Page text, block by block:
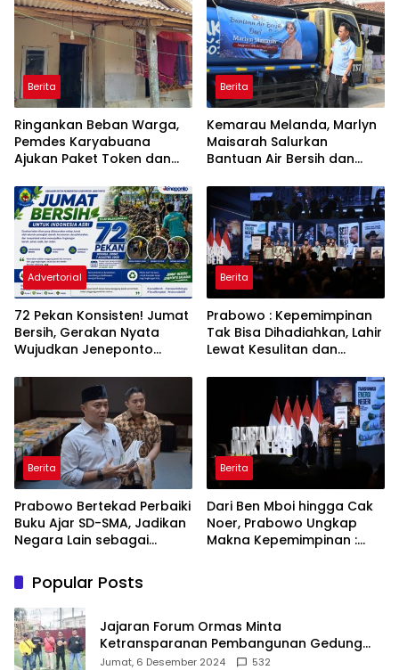
Berita
Ringankan Beban Warga,
Pemdes Karyabuana
Ajukan Paket Token dan
PLN
Berita
Kemarau Melanda, Marlyn
Maisarah Salurkan
Bantuan Air Bersih dan
Babakan Madang
Advertorial
72 Pekan Konsisten! Jumat
Bersih, Gerakan Nyata
Wujudkan Jeneponto
ASRI
Berita
Prabowo : Kepemimpinan
Tak Bisa Dihadiahkan, Lahir
Lewat Kesulitan dan
Berita
Prabowo Bertekad Perbaiki
Buku Ajar SD-SMA, Jadikan
Negara Lain sebagai
Berita
Dari Ben Mboi hingga Cak
Noer, Prabowo Ungkap
Makna Kepemimpinan :
Popular Posts
Jajaran Forum Ormas Minta
Ketransparanan Pembangunan Gedung
Damkar Di Kecamatan Cisoka
Jumat, 6 Desember 2024 532